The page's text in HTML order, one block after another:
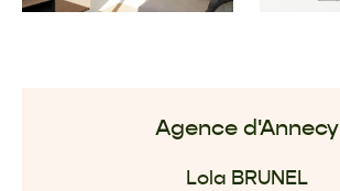
Agence d'Annecy
Lola BRUNEL